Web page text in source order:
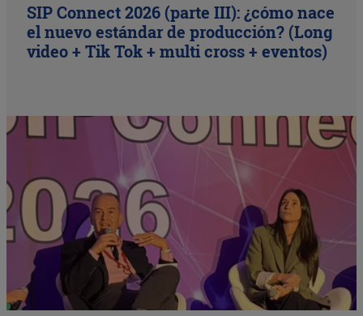
SIP Connect 2026 (parte III): ¿cómo nace
el nuevo estándar de producción? (Long
video + Tik Tok + multi cross + eventos)